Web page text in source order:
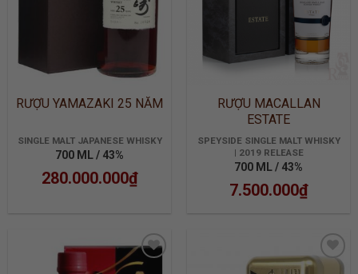
RƯỢU YAMAZAKI 25 NĂM
SINGLE MALT JAPANESE WHISKY
700 ML / 43%
280.000.000₫
RƯỢU MACALLAN
ESTATE
SPEYSIDE SINGLE MALT WHISKY
| 2019 RELEASE
700 ML / 43%
7.500.000₫